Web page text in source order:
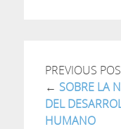
PREVIOUS
← SOBRE LA
DEL
HUMANO